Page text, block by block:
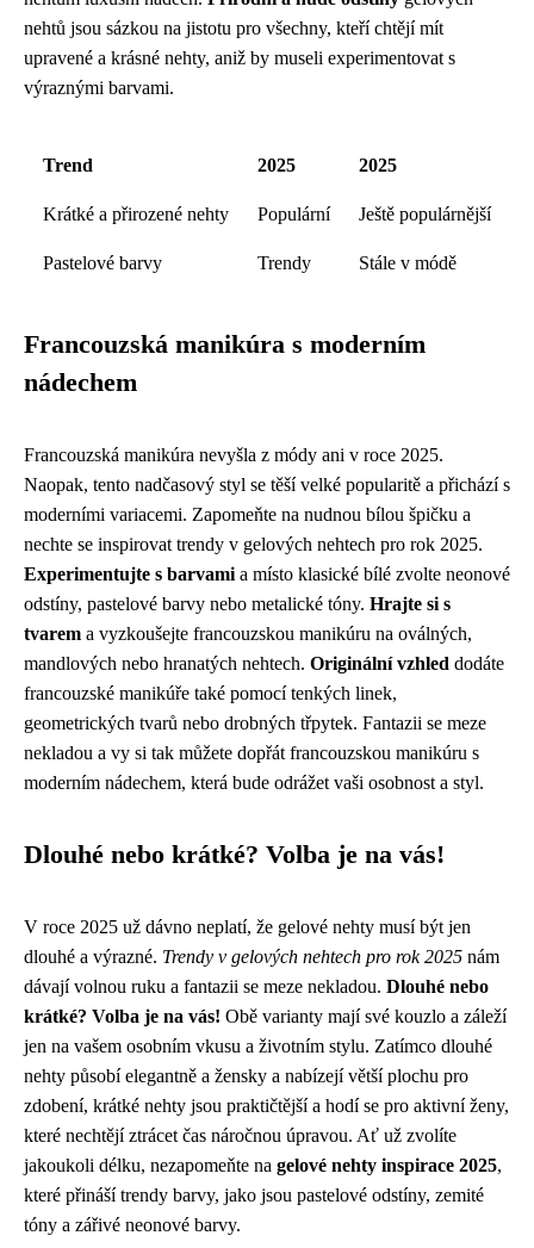
nehtů jsou sázkou na jistotu pro všechny, kteří chtějí mít
upravené a krásné nehty, aniž by museli experimentovat s
výraznými barvami.
Trend 2025 2025
Krátké a přirozené nehty Populární Ještě populárnější
Pastelové barvy Trendy Stále v módě
Francouzská manikúra s moderním
nádechem
Francouzská manikúra nevyšla z módy ani v roce 2025.
Naopak, tento nadčasový styl se těší velké popularitě a přichází s
moderními variacemi. Zapomeňte na nudnou bílou špičku a
nechte se inspirovat trendy v gelových nehtech pro rok 2025.
Experimentujte s barvami a místo klasické bílé zvolte neonové
odstíny, pastelové barvy nebo metalické tóny. Hrajte si s
tvarem a vyzkoušejte francouzskou manikúru na oválných,
mandlových nebo hranatých nehtech. Originální vzhled dodáte
francouzské manikúře také pomocí tenkých linek,
geometrických tvarů nebo drobných třpytek. Fantazii se meze
nekladou a vy si tak můžete dopřát francouzskou manikúru s
moderním nádechem, která bude odrážet vaši osobnost a styl.
Dlouhé nebo krátké? Volba je na vás!
V roce 2025 už dávno neplatí, že gelové nehty musí být jen
dlouhé a výrazné. Trendy v gelových nehtech pro rok 2025 nám
dávají volnou ruku a fantazii se meze nekladou. Dlouhé nebo
krátké? Volba je na vás! Obě varianty mají své kouzlo a záleží
jen na vašem osobním vkusu a životním stylu. Zatímco dlouhé
nehty působí elegantně a žensky a nabízejí větší plochu pro
zdobení, krátké nehty jsou praktičtější a hodí se pro aktivní ženy,
které nechtějí ztrácet čas náročnou úpravou. Ať už zvolíte
jakoukoli délku, nezapomeňte na gelové nehty inspirace 2025,
které přináší trendy barvy, jako jsou pastelové odstíny, zemité
tóny a zářivé neonové barvy.